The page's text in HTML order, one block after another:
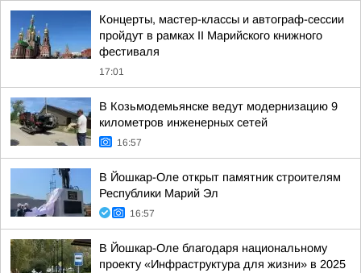
Концерты, мастер-классы и автограф-сессии
пройдут в рамках II Марийского книжного
фестиваля
17:01
В Козьмодемьянске ведут модернизацию 9
километров инженерных сетей
16:57
В Йошкар-Оле открыт памятник строителям
Республики Марий Эл
16:57
В Йошкар-Оле благодаря национальному
проекту «Инфраструктура для жизни» в 2025